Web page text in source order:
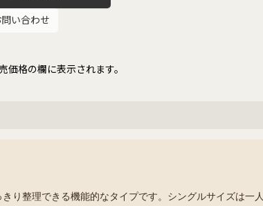
問い合わせ
格の欄に表示されます。
り整理できる機能的なタイプです。シングルサイズは一人